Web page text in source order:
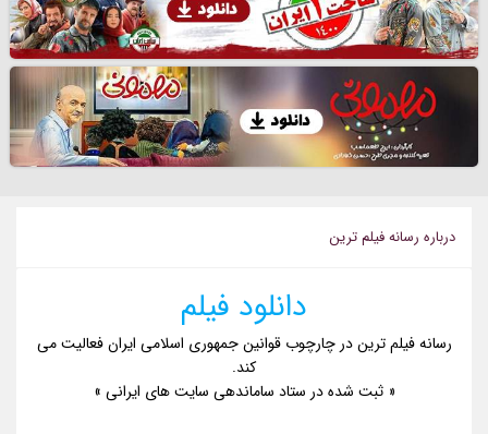
درباره رسانه فيلم ترين
دانلود فیلم
رسانه فیلم ترین در چارچوب قوانین جمهوری اسلامی ایران فعالیت می
کند.
« ثبت شده در ستاد ساماندهی سایت های ایرانی »